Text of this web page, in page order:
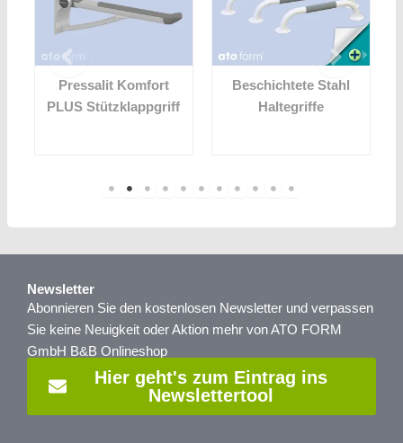
Pressalit Komfort
PLUS Stützklappgriff
Beschichtete Stahl
Haltegriffe
Newsletter
Abonnieren Sie den kostenlosen Newsletter und verpassen
Sie keine Neuigkeit oder Aktion mehr von ATO FORM
GmbH B&B Onlineshop
Hier geht's zum Eintrag ins
Newslettertool